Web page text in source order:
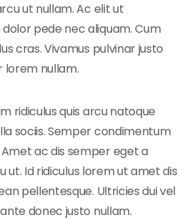
ut nullam. Ac elit ut
pede nec aliquam. Cum
cras. Vivamus pulvinar justo
lorem nullam.
ridiculus quis arcu natoque
sociis. Semper condimentum
ac dis semper eget a
ut. Id ridiculus lorem ut amet dis
pellentesque. Ultricies dui vel
donec justo nullam.